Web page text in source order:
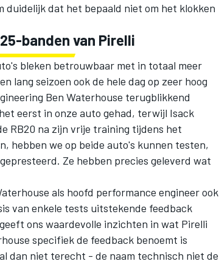
dat het bepaald niet om het klokken
banden van Pirelli
bleken betrouwbaar met in totaal meer
lang seizoen ook de hele dag op zeer hoog
Ben Waterhouse terugblikkend
eerst in onze auto gehad, terwijl Isack
RB20 na zijn vrije training tijdens het
hebben we op beide auto's kunnen testen,
Ze hebben precies geleverd wat
als hoofd performance engineer ook
van enkele tests uitstekende feedback
ons waardevolle inzichten in wat Pirelli
specifiek de feedback benoemt is
dan niet terecht - de naam technisch niet de